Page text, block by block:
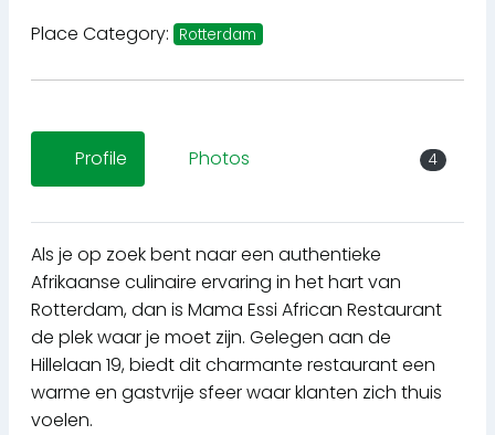
Place Category: Rotterdam
Profile Photos 4
Als je op zoek bent naar een authentieke
Afrikaanse culinaire ervaring in het hart van
Rotterdam, dan is Mama Essi African Restaurant
de plek waar je moet zijn. Gelegen aan de
Hillelaan 19, biedt dit charmante restaurant een
warme en gastvrije sfeer waar klanten zich thuis
voelen.